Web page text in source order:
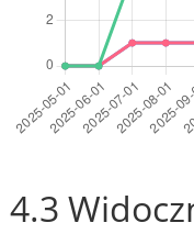
4.3